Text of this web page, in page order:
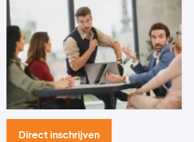
Direct inschrijven